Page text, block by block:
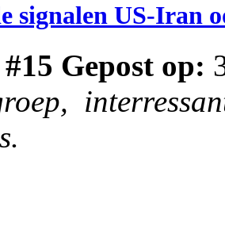
signalen US-Iran
Gepost op: